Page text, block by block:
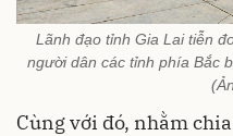
Lãnh đạo tỉnh Gia Lai tiễn
người dân các tỉnh phía Bắc
Cùng với đó, nhằm